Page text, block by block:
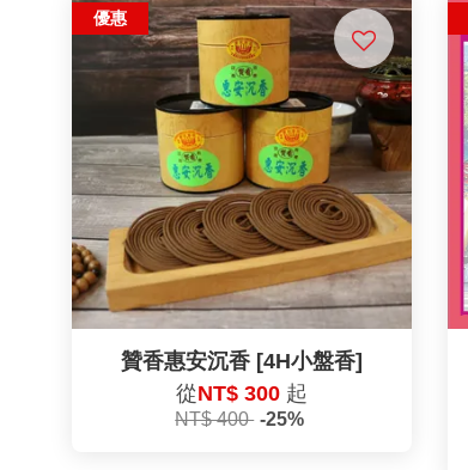
優惠
贊香惠安沉香 [4H小盤香]
從NT$ 300 起
NT$ 400 -25%